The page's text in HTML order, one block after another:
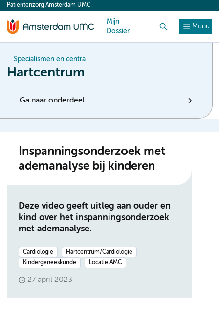
content
Menu
Patiëntenzorg Amsterdam UMC
Mijn
Dossier
Specialismen en centra
Hartcentrum
Ga naar onderdeel
Inspanningsonderzoek met
ademanalyse bij kinderen
Deze video geeft uitleg aan ouder en
kind over het inspanningsonderzoek
met ademanalyse.
Cardiologie
Hartcentrum/Cardiologie
Kindergeneeskunde
Locatie AMC
27 april 2023